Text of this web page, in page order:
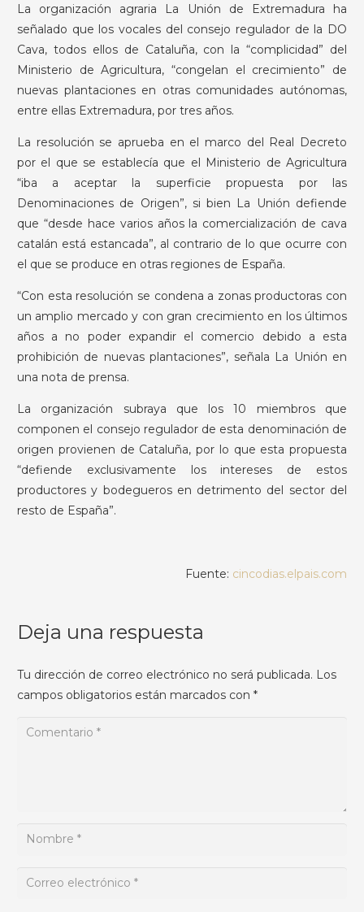
La organización agraria La Unión de Extremadura ha
señalado que los vocales del consejo regulador de la DO
Cava, todos ellos de Cataluña, con la “complicidad” del
Ministerio de Agricultura, “congelan el crecimiento” de
nuevas plantaciones en otras comunidades autónomas,
entre ellas Extremadura, por tres años.
La resolución se aprueba en el marco del Real Decreto
por el que se establecía que el Ministerio de Agricultura
“iba a aceptar la superficie propuesta por las
Denominaciones de Origen”, si bien La Unión defiende
que “desde hace varios años la comercialización de cava
catalán está estancada”, al contrario de lo que ocurre con
el que se produce en otras regiones de España.
“Con esta resolución se condena a zonas productoras con
un amplio mercado y con gran crecimiento en los últimos
años a no poder expandir el comercio debido a esta
prohibición de nuevas plantaciones”, señala La Unión en
una nota de prensa.
La organización subraya que los 10 miembros que
componen el consejo regulador de esta denominación de
origen provienen de Cataluña, por lo que esta propuesta
“defiende exclusivamente los intereses de estos
productores y bodegueros en detrimento del sector del
resto de España”.
Fuente: cincodias.elpais.com
Deja una respuesta
Tu dirección de correo electrónico no será publicada. Los
campos obligatorios están marcados con *